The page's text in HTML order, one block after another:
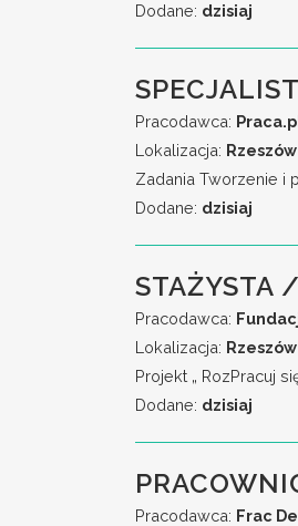
Dodane: dzisiaj
Pracodawca:
Lokalizacja: Rzeszów
Zadania Tworzenie i
Dodane: dzisiaj
STAŻYSTA
Pracodawca:
Lokalizacja: Rzeszów
Projekt „ RozPracuj
Dodane: dzisiaj
Pracodawca: Frac